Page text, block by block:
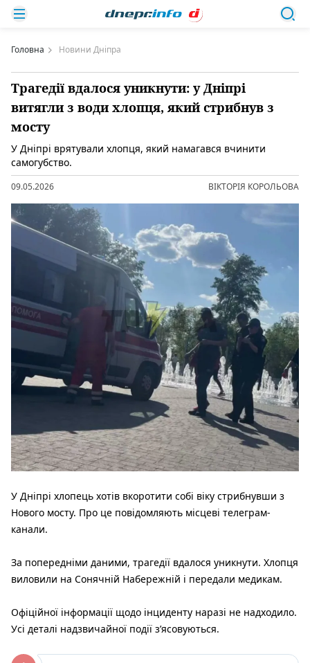
Головна Новини Дніпра
Трагедії вдалося уникнути: у Дніпрі
витягли з води хлопця, який стрибнув з
мосту
У Дніпрі врятували хлопця, який намагався вчинити
самогубство.
09.05.2026 ВІКТОРІЯ КОРОЛЬОВА
У Дніпрі хлопець хотів вкоротити собі віку стрибнувши з
Нового мосту. Про це повідомляють місцеві телеграм-
канали.
За попередніми даними, трагедії вдалося уникнути. Хлопця
виловили на Сонячній Набережній і передали медикам.
Офіційної інформації щодо інциденту наразі не надходило.
Усі деталі надзвичайної події з’ясовуються.